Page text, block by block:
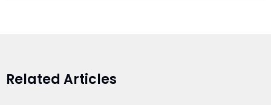
Related Articles